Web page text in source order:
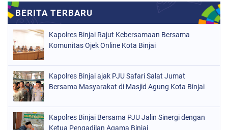
Kapolres Binjai Rajut Kebersamaan Bersama
Komunitas Ojek Online Kota Binjai
Kapolres Binjai ajak PJU Safari Salat Jumat
Bersama Masyarakat di Masjid Agung Kota Binjai
Kapolres Binjai Bersama PJU Jalin Sinergi dengan
Ketua Pengadilan Agama Binjai